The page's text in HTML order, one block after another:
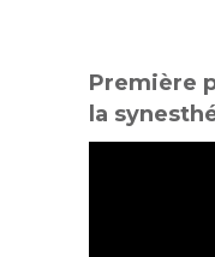
Première
la